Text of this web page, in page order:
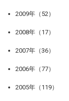
2009年（52）
2008年（17）
2007年（36）
2006年（77）
2005年（119）